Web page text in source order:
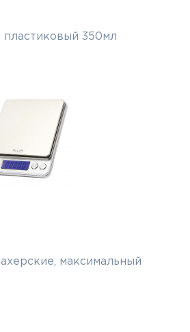
пластиковый 350мл
максимальный